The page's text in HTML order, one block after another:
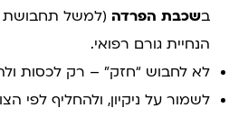
בשכבת הפרדה (למשל תחבושת
הנחיית גורם רפואי.
לא לחבוש “חזק” – רק לכסות
לשמור על ניקיון, ולהחליף לפי